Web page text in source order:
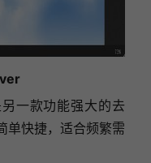
一款功能强大的去
单快捷，适合频繁需